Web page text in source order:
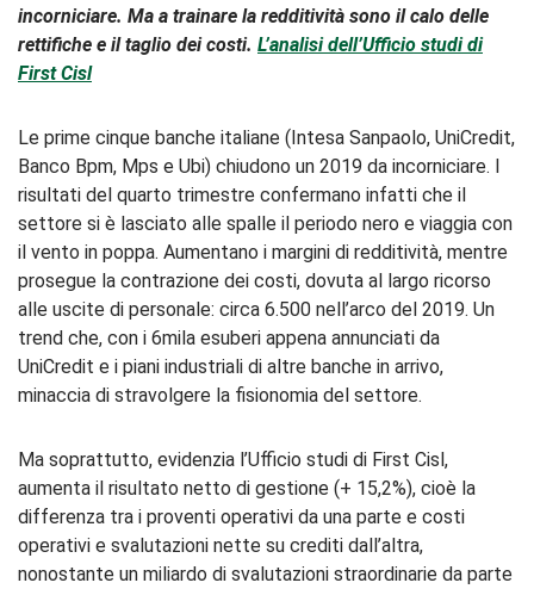
incorniciare. Ma a trainare la redditività sono il calo delle
rettifiche e il taglio dei costi. L’analisi dell’Ufficio studi di
First Cisl
Le prime cinque banche italiane (Intesa Sanpaolo, UniCredit,
Banco Bpm, Mps e Ubi) chiudono un 2019 da incorniciare. I
risultati del quarto trimestre confermano infatti che il
settore si è lasciato alle spalle il periodo nero e viaggia con
il vento in poppa. Aumentano i margini di redditività, mentre
prosegue la contrazione dei costi, dovuta al largo ricorso
alle uscite di personale: circa 6.500 nell’arco del 2019. Un
trend che, con i 6mila esuberi appena annunciati da
UniCredit e i piani industriali di altre banche in arrivo,
minaccia di stravolgere la fisionomia del settore.
Ma soprattutto, evidenzia l’Ufficio studi di First Cisl,
aumenta il risultato netto di gestione (+ 15,2%), cioè la
differenza tra i proventi operativi da una parte e costi
operativi e svalutazioni nette su crediti dall’altra,
nonostante un miliardo di svalutazioni straordinarie da parte